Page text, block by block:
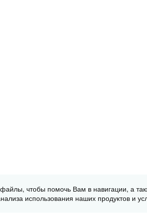
файлы, чтобы помочь Вам в навигации, а
использования наших продуктов и